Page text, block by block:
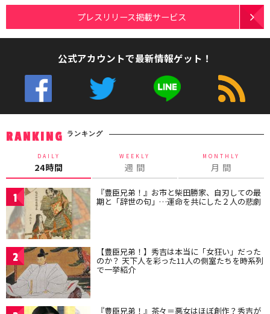
プレスリリース掲載サービス
公式アカウントで最新情報ゲット！
RANKING ランキング
DAILY
24時間
WEEKLY
週 間
MONTHLY
月 間
1 『豊臣兄弟！』お市と柴田勝家、自刃しての最
期と「辞世の句」…運命を共にした２人の悲劇
2 【豊臣兄弟！】秀吉は本当に「女狂い」だった
のか？ 天下人を彩った11人の側室たちを時系列
で一挙紹介
『豊臣兄弟！』茶々＝悪女はほぼ創作？秀吉が